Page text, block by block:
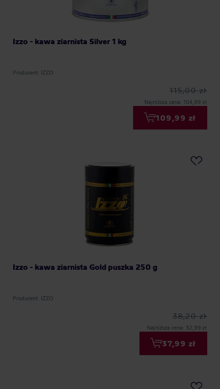
Izzo - kawa ziarnista Silver 1 kg
Producent: IZZO
115,00 zł
Najniższa cena: 104,99 zł
109,99 zł
Izzo - kawa ziarnista Gold puszka 250 g
Producent: IZZO
38,20 zł
Najniższa cena: 32,99 zł
37,99 zł